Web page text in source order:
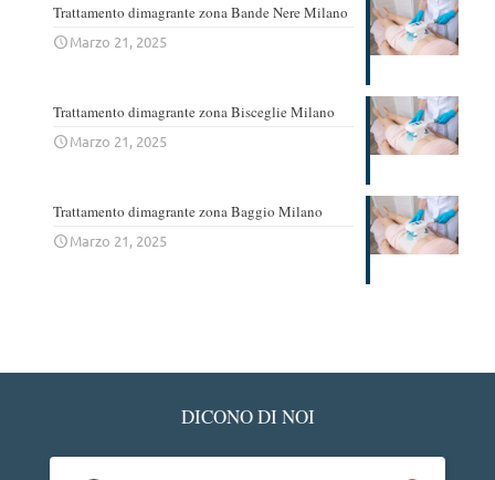
Trattamento dimagrante zona Bande Nere Milano
Marzo 21, 2025
Trattamento dimagrante zona Bisceglie Milano
Marzo 21, 2025
Trattamento dimagrante zona Baggio Milano
Marzo 21, 2025
DICONO DI NOI